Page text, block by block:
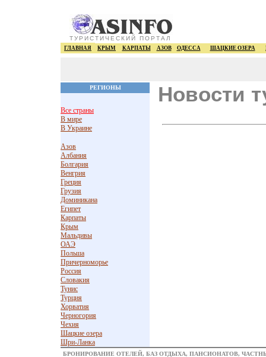
ТУРИСТИЧЕСКИЙ ПОРТАЛ
ГЛАВНАЯ КРЫМ КАРПАТЫ АЗОВ ОДЕССА ШАЦКИЕ ОЗЕРА
РЕГИОНЫ Новости
Все страны
В мире
В Украине
Азов
Албания
Болгария
Венгрия
Греция
Грузия
Доминикана
Египет
Карпаты
Крым
Мальдивы
ОАЭ
Польша
Причерноморье
Россия
Словакия
Тунис
Турция
Хорватия
Черногория
Чехия
Шацкие озера
Шри-Ланка
БРОНИРОВАНИЕ ОТЕЛЕЙ, БАЗ ОТДЫХА, ПАНСИОНАТОВ,